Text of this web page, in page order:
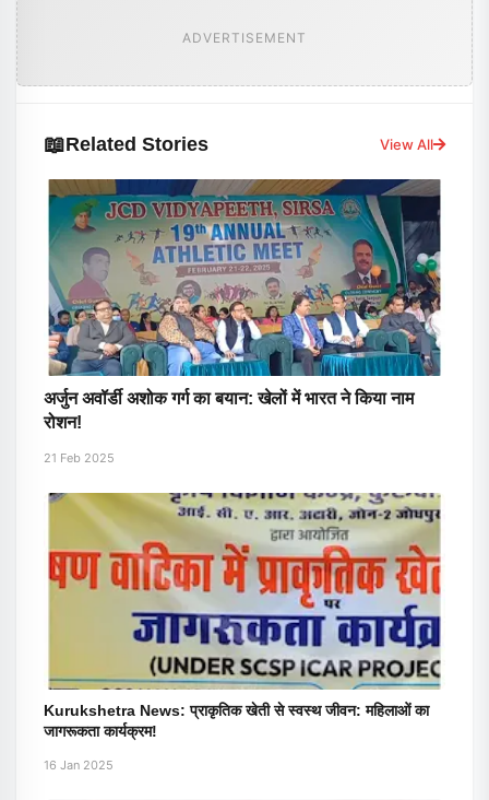
ADVERTISEMENT
📖Related Stories View All
अर्जुन अवॉर्डी अशोक गर्ग का बयान: खेलों में भारत ने किया नाम
रोशन!
21 Feb 2025
Kurukshetra News: प्राकृतिक खेती से स्वस्थ जीवन: महिलाओं का
जागरूकता कार्यक्रम!
16 Jan 2025